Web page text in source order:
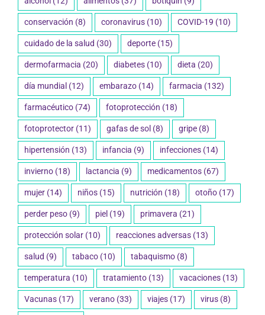
conservación (8) coronavirus (10) COVID-19 (10)
cuidado de la salud (30) deporte (15)
dermofarmacia (20) diabetes (10) dieta (20)
día mundial (12) embarazo (14) farmacia (132)
farmacéutico (74) fotoprotección (18)
fotoprotector (11) gafas de sol (8) gripe (8)
hipertensión (13) infancia (9) infecciones (14)
invierno (18) lactancia (9) medicamentos (67)
mujer (14) niños (15) nutrición (18) otoño (17)
perder peso (9) piel (19) primavera (21)
protección solar (10) reacciones adversas (13)
salud (9) tabaco (10) tabaquismo (8)
temperatura (10) tratamiento (13) vacaciones (13)
Vacunas (17) verano (33) viajes (17) virus (8)